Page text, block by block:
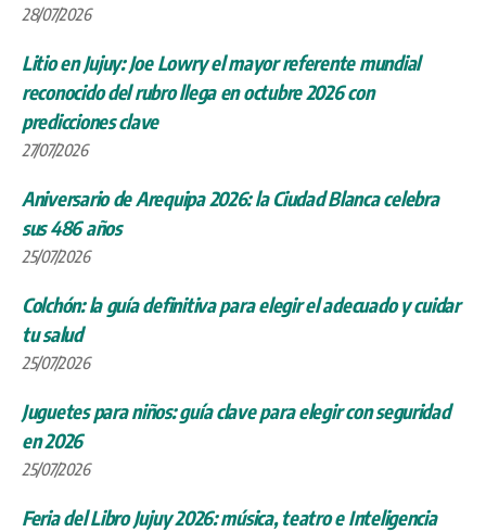
28/07/2026
Litio en Jujuy: Joe Lowry el mayor referente mundial
reconocido del rubro llega en octubre 2026 con
predicciones clave
27/07/2026
Aniversario de Arequipa 2026: la Ciudad Blanca celebra
sus 486 años
25/07/2026
Colchón: la guía definitiva para elegir el adecuado y cuidar
tu salud
25/07/2026
Juguetes para niños: guía clave para elegir con seguridad
en 2026
25/07/2026
Feria del Libro Jujuy 2026: música, teatro e Inteligencia